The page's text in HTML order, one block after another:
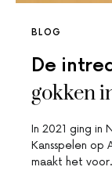
BLOG
De
gokken
In 2021 ging in
Kansspelen op
maakt het